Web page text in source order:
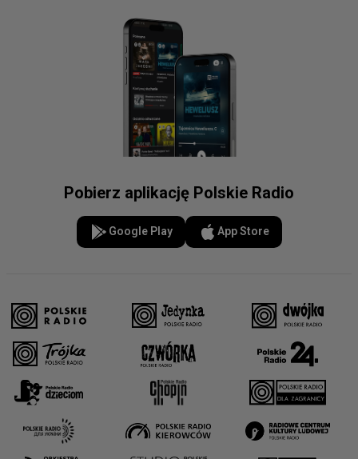
Pobierz aplikację Polskie Radio
Google Play App Store